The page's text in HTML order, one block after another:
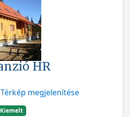
HR
Térkép megjelenítése
Kiemelt